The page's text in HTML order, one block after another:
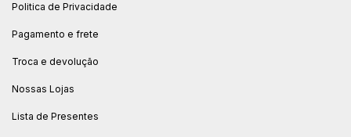
Politica de Privacidade
Pagamento e frete
Troca e devolução
Nossas Lojas
Lista de Presentes